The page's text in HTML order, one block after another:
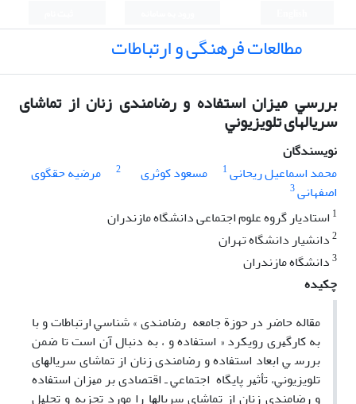
مطالعات فرهنگی و ارتباطات
ﺑﺮرﺳﻲ میزان اﺳﺘﻔﺎده و رضامندی زﻧﺎن از ﺗﻤﺎﺷﺎی
سریالهای ﺗﻠﻮﻳﺰﻳﻮﻧﻲ
نویسندگان
محمد اسماعیل ریحانی1 مسعود کوثری 2
مرضیه حقگوی
اصفهانی3
1 استادیار گروه علوم اجتماعی دانشگاه مازندران
2دانشیار دانشگاه تهران
3دانشگاه مازندران
چکیده
ﻣﻘﺎﻟﻪ ﺣﺎﺿﺮ در ﺣﻮزة ﺟﺎﻣﻌﻪ رﺿﺎﻣﻨﺪی » ﺷﻨﺎﺳﻲ ارﺗﺒﺎﻃﺎت و ﺑﺎ
ﺑﻪ ﻛﺎرﮔﻴﺮی روﻳﻜﺮد « اﺳﺘﻔﺎده و ، ﺑﻪ دﻧﺒﺎل آن اﺳﺖ ﺗﺎ ﺿﻤﻦ
ﺑﺮرﺳ ﻲ اﺑﻌﺎد اﺳﺘﻔﺎده و رﺿﺎﻣﻨﺪی زﻧﺎن از ﺗﻤﺎﺷﺎی ﺳﺮﻳﺎﻟﻬﺎی
ﺗﻠﻮﻳﺰﻳﻮﻧﻲ، ﺗﺄﺛﻴﺮ ﭘﺎﻳﮕﺎه اﺟﺘﻤﺎﻋﻲ ـ اﻗﺘﺼﺎدی ﺑﺮ ﻣﻴﺰان اﺳﺘﻔﺎده
و رﺿﺎﻣﻨﺪی زﻧﺎن از ﺗﻤﺎﺷﺎی ﺳﺮﻳﺎﻟﻬﺎ را ﻣﻮرد ﺗﺠﺰﻳﻪ و ﺗﺤﻠﻴﻞ